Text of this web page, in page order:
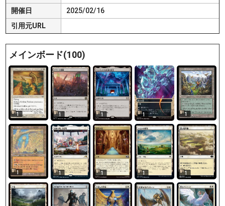
開催日
2025/02/16
引用元URL
メインボード(100)
1 1 1 1 1
1 1 1 1 1